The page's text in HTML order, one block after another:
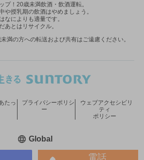
電話
プ！20歳未満飲酒・飲酒運転。
や授乳期の飲酒はやめましょう。
なによりも適量です。
あとはリサイクル。
満の方への転送および共有はご遠慮ください。
たっ
プライバシーポリシ
ー
ウェブアクセシビリ
ティ
ポリシー
Global新しいウィンドウで開く